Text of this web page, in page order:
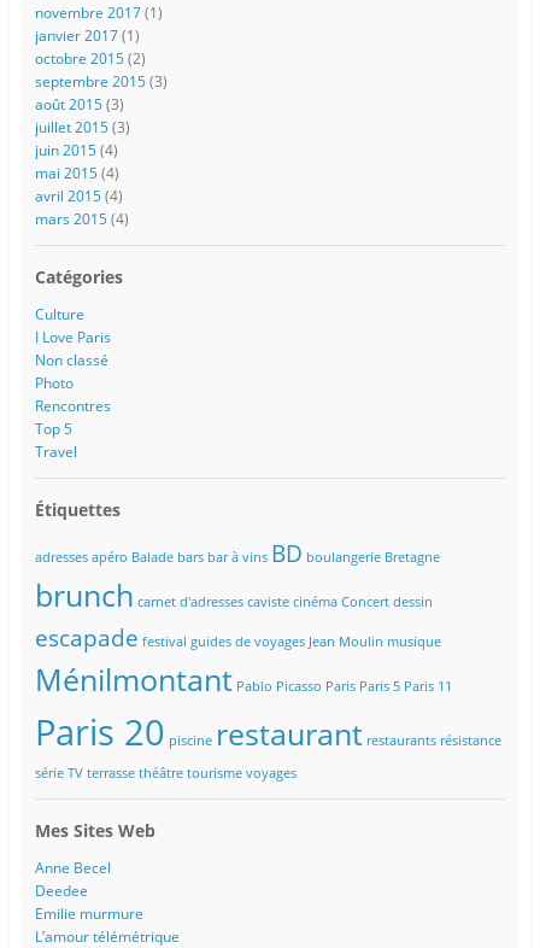
novembre 2017(1)
janvier 2017(1)
octobre 2015(2)
septembre 2015(3)
août 2015(3)
juillet 2015(3)
juin 2015(4)
mai 2015(4)
avril 2015(4)
mars 2015(4)
Catégories
Culture
I Love Paris
Non classé
Photo
Rencontres
Top 5
Travel
Étiquettes
adresses apéro Balade bars bar à vins BD boulangerie Bretagne
brunch carnet d'adresses caviste cinéma Concert dessin
escapade festival guides de voyages Jean Moulin musique
Ménilmontant Pablo Picasso Paris Paris 5 Paris 11
Paris 20 piscine restaurant restaurants résistance
série TV terrasse théâtre tourisme voyages
Mes Sites Web
Anne Becel
Deedee
Emilie murmure
L’amour télémétrique